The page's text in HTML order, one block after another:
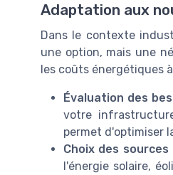
Adaptation aux
Dans le contexte
une option, mais une
les coûts énergétiques
Évaluation des
votre
permet d'optimiser
Choix des
l'énergie solaire,